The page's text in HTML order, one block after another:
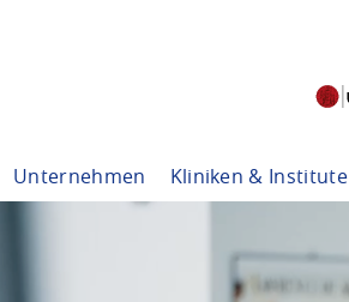
Unternehmen Kliniken & Institute